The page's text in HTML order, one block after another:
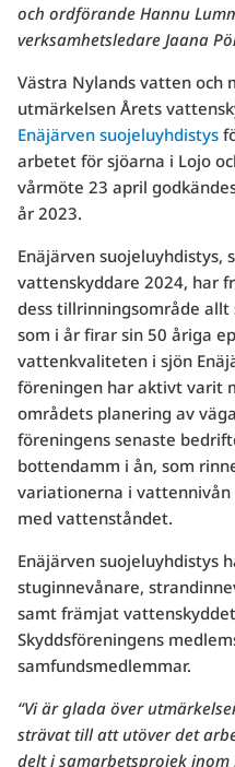
och ordförande Hannu
verksamhetsledare Jaana
Västra Nylands vatten och
utmärkelsen Årets
Enäjärven suojeluyhdistys
arbetet för sjöarna i Lojo
vårmöte 23 april
år 2023.
Enäjärven suojeluyhdistys,
vattenskyddare 2024, har
dess tillrinningsområde allt
som i år firar sin 50 åriga
vattenkvaliteten i sjön
föreningen har aktivt varit
områdets planering av
föreningens senaste
bottendamm i ån, som
variationerna i
med vattenståndet.
Enäjärven suojeluyhdistys
stuginnevånare,
samt främjat
Skyddsföreningens
samfundsmedlemmar.
“Vi är glada över
strävat till att utöver det
delt i samarbetsprojek